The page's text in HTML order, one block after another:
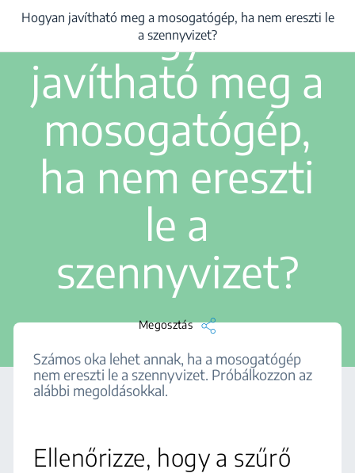
/ Hogyan javítható meg a mosogatógép, ha nem ereszti le a
Hogyan
javítható meg a
mosogatógép,
ha nem ereszti
le a
szennyvizet?
Megosztás
Hogyan javítható meg a mosogatógép, ha nem ereszti le
a szennyvizet?
Számos oka lehet annak, ha a mosogatógép
nem ereszti le a szennyvizet. Próbálkozzon az
alábbi megoldásokkal.
Ellenőrizze, hogy a szűrő